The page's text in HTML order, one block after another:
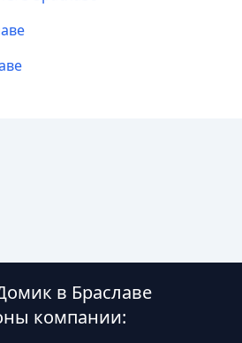
в Браславе
компании: